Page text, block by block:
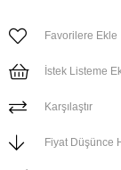
Favorilere Ekle
İstek Listeme
Karşılaştır
Fiyat Düşünce